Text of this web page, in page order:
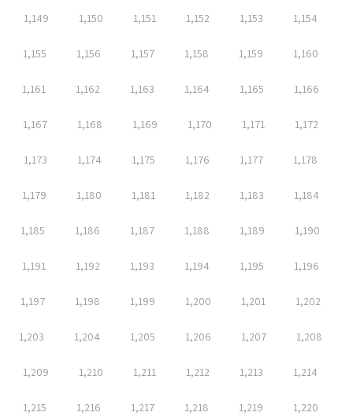
1,149 1,150 1,151 1,152 1,153 1,154
1,155 1,156 1,157 1,158 1,159 1,160
1,161 1,162 1,163 1,164 1,165 1,166
1,167 1,168 1,169 1,170 1,171 1,172
1,173 1,174 1,175 1,176 1,177 1,178
1,179 1,180 1,181 1,182 1,183 1,184
1,185 1,186 1,187 1,188 1,189 1,190
1,191 1,192 1,193 1,194 1,195 1,196
1,197 1,198 1,199 1,200 1,201 1,202
1,203 1,204 1,205 1,206 1,207 1,208
1,209 1,210 1,211 1,212 1,213 1,214
1,215 1,216 1,217 1,218 1,219 1,220